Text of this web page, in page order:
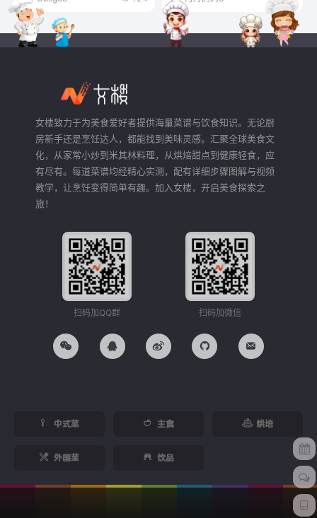
女楼致力于为美食爱好者提供海量菜谱与饮食知识。无论厨
房新手还是烹饪达人，都能找到美味灵感。汇聚全球美食文
化，从家常小炒到米其林料理，从烘焙甜点到健康轻食，应
有尽有。每道菜谱均经精心实测，配有详细步骤图解与视频
教学，让烹饪变得简单有趣。加入女楼，开启美食探索之
旅！
扫码加QQ群 扫码加微信
中式菜 主食 烘培
外国菜 饮品